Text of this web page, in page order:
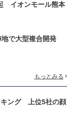
イオンモール熊本
で大型複合開発
もっとみる
キング 上位5社の顔